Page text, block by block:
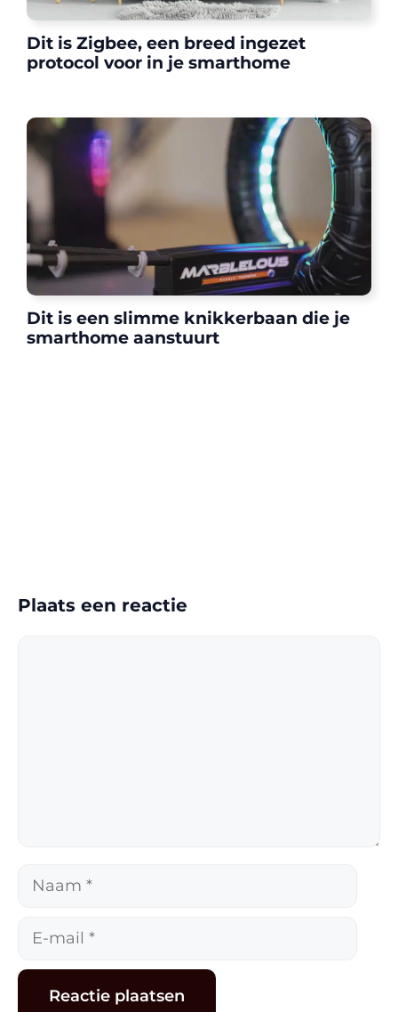
Dit is Zigbee, een breed ingezet
protocol voor in je smarthome
Dit is een slimme knikkerbaan die je
smarthome aanstuurt
Plaats een reactie
Naam